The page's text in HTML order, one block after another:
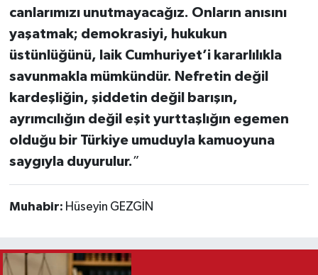
canlarımızı unutmayacağız. Onların anısını
yaşatmak; demokrasiyi, hukukun
üstünlüğünü, laik Cumhuriyet’i kararlılıkla
savunmakla mümkündür. Nefretin değil
kardeşliğin, şiddetin değil barışın,
ayrımcılığın değil eşit yurttaşlığın egemen
olduğu bir Türkiye umuduyla kamuoyuna
saygıyla duyurulur.”
Muhabir: Hüseyin GEZGİN